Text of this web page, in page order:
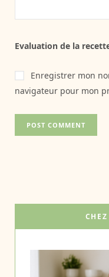
Evaluation de la
Enregistrer mon
navigateur pour mon